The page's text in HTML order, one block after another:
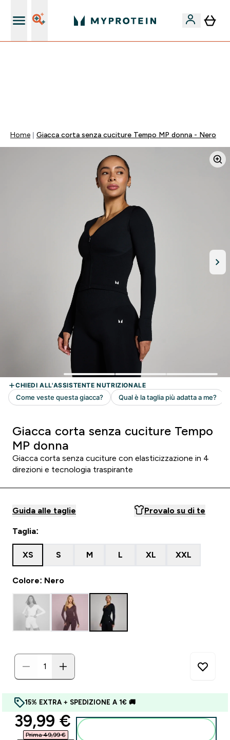
Home Giacca corta senza cuciture Tempo MP donna - Nero
Giacca corta senza cuciture Tempo
MP donna
Giacca corta senza cuciture con elasticizzazione in 4
direzioni e tecnologia traspirante
Guida alle taglie Provalo su di te
Taglia:
XS S M L XL XXL
Colore: Nero
15% EXTRA + SPEDIZIONE A 1€ 🚚
discounted price
39,99 €‎
Prima 49,99 €‎